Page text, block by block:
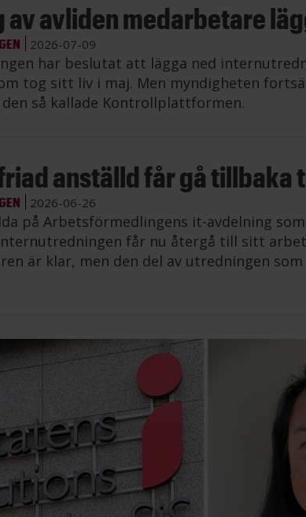
av avliden medarbetare
2026-07-09
har beslutat att lägga ned
tog sitt liv i maj. Men myndigheten
så kallade Kontrollplattformen.
anställd får gå tillbaka
2026-06-26
på Arbetsförmedlingens it-avdelning
får nu återgå till sitt
är klar, men den del av utredningen